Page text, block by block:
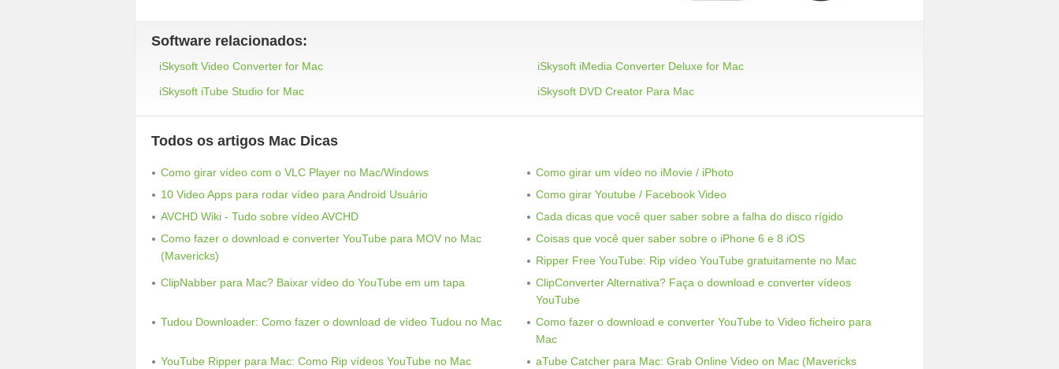
Software relacionados:
iSkysoft Video Converter for Mac
iSkysoft iMedia Converter Deluxe for Mac
iSkysoft iTube Studio for Mac
iSkysoft DVD Creator Para Mac
Todos os artigos Mac Dicas
Como girar vídeo com o VLC Player no Mac/Windows
Como girar um vídeo no iMovie / iPhoto
10 Video Apps para rodar vídeo para Android Usuário
Como girar Youtube / Facebook Video
AVCHD Wiki - Tudo sobre vídeo AVCHD
Cada dicas que você quer saber sobre a falha do disco rígido
Como fazer o download e converter YouTube para MOV no Mac
(Mavericks)
Coisas que você quer saber sobre o iPhone 6 e 8 iOS
Ripper Free YouTube: Rip vídeo YouTube gratuitamente no Mac
ClipNabber para Mac? Baixar vídeo do YouTube em um tapa
ClipConverter Alternativa? Faça o download e converter vídeos
YouTube
Tudou Downloader: Como fazer o download de vídeo Tudou no Mac
Como fazer o download e converter YouTube to Video ficheiro para
Mac
YouTube Ripper para Mac: Como Rip vídeos YouTube no Mac
aTube Catcher para Mac: Grab Online Video on Mac (Mavericks